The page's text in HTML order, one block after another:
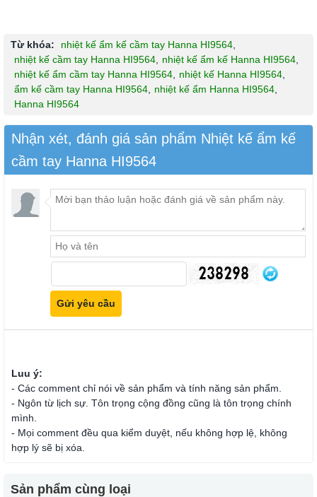
Từ khóa: nhiệt kế ẩm kế cầm tay Hanna HI9564
nhiệt kế cầm tay Hanna HI9564
nhiệt kế ẩm kế Hanna HI9564
nhiệt kế ẩm cầm tay Hanna HI9564
nhiệt kế Hanna HI9564
ẩm kế cầm tay Hanna HI9564
nhiệt kế ẩm Hanna HI9564
Hanna HI9564
Nhận xét, đánh giá sản phẩm Nhiệt kế ẩm kế
cầm tay Hanna HI9564
Luu ý:
- Các comment chỉ nói về sản phẩm và tính năng sản phẩm.
- Ngôn từ lịch sự. Tôn trọng cộng đồng cũng là tôn trọng chính
mình.
- Mọi comment đều qua kiểm duyệt, nếu không hợp lệ, không
hợp lý sẽ bị xóa.
Sản phẩm cùng loại